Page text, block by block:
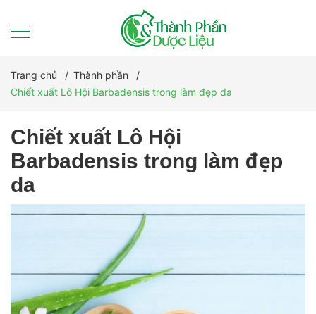
Trang chủ / Thành phần
/
Chiết xuất Lô Hội Barbadensis trong làm đẹp da
Chiết xuất Lô Hội
Barbadensis trong làm đẹp
da